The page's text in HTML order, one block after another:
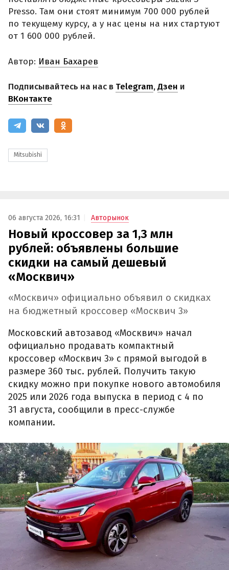
Presso. Там они стоят минимум 700 000 рублей
по текущему курсу, а у нас цены на них стартуют
от 1 600 000 рублей.
Автор: Иван Бахарев
Подписывайтесь на нас в Telegram,Дзен и
ВКонтакте
Mitsubishi
06 августа 2026, 16:31 Авторынок
Новый кроссовер за 1,3 млн
рублей: объявлены большие
скидки на самый дешевый
«Москвич»
«Москвич» официально объявил о скидках
на бюджетный кроссовер «Москвич 3»
Московский автозавод «Москвич» начал
официально продавать компактный
кроссовер «Москвич 3» с прямой выгодой в
размере 360 тыс. рублей. Получить такую
скидку можно при покупке нового автомобиля
2025 или 2026 года выпуска в период с 4 по
31 августа, сообщили в пресс-службе
компании.